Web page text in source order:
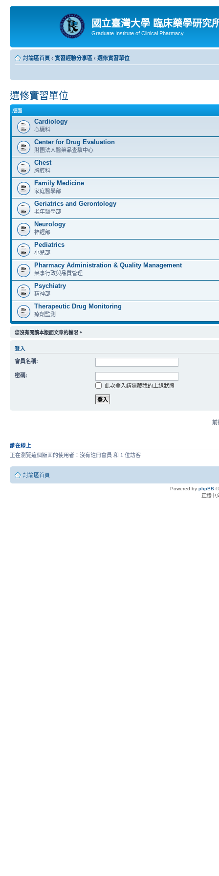
國立臺灣大學 臨床藥學研究
Graduate Institute of Clinical Pharmacy
討論區首頁 ‹ 實習經驗分享區 ‹ 選修實習單位
選修實習單位
版面
Cardiology
心臟科
Center for Drug Evaluation
財團法人醫藥品查驗中心
Chest
胸腔科
Family Medicine
家庭醫學部
Geriatrics and Gerontology
老年醫學部
Neurology
神經部
Pediatrics
小兒部
Pharmacy Administration & Quality Management
藥事行政與品質管理
Psychiatry
精神部
Therapeutic Drug Monitoring
療劑監測
您沒有閱讀本版面文章的權限。
登入
會員名稱:
密碼:
此次登入請隱藏我的上線狀態
前
誰在線上
正在瀏覽這個版面的使用者：沒有註冊會員 和 1 位訪客
討論區首頁
Powered by phpBB
正體中